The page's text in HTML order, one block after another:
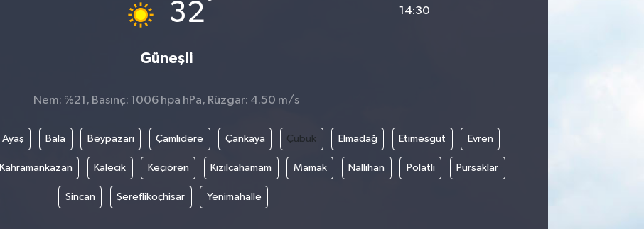
32
Güneşli
14:30
Nem: %21, Basınç: 1006 hpa hPa, Rüzgar: 4.50 m/s
Ayaş Bala Beypazarı Çamlıdere Çankaya Çubuk Elmadağ Etimesgut Evren
Kahramankazan Kalecik Keçiören Kızılcahamam Mamak Nallıhan Polatlı Pursaklar
Sincan Şereflikoçhisar Yenimahalle